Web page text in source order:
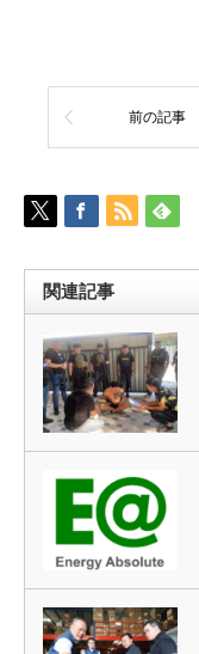
前の記事
関連記事